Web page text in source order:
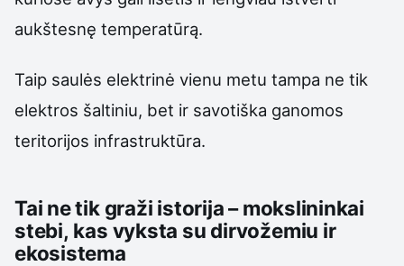
aukštesnę temperatūrą.
Taip saulės elektrinė vienu metu tampa ne tik
elektros šaltiniu, bet ir savotiška ganomos
teritorijos infrastruktūra.
Tai ne tik graži istorija – mokslininkai
stebi, kas vyksta su dirvožemiu ir
ekosistema